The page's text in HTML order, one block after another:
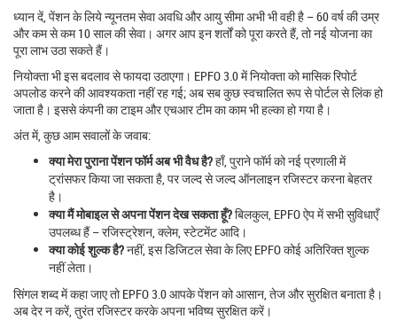
ध्यान दें, पेंशन के लिये न्यूनतम सेवा अवधि और आयु सीमा अभी भी वही है – 60 वर्ष की उम्र
और कम से कम 10 साल की सेवा। अगर आप इन शर्तों को पूरा करते हैं, तो नई योजना का
पूरा लाभ उठा सकते हैं।
नियोक्ता भी इस बदलाव से फायदा उठाएगा। EPFO 3.0 में नियोक्ता को मासिक रिपोर्ट
अपलोड करने की आवश्यकता नहीं रह गई; अब सब कुछ स्वचालित रूप से पोर्टल से लिंक हो
जाता है। इससे कंपनी का टाइम और एचआर टीम का काम भी हल्का हो गया है।
अंत में, कुछ आम सवालों के जवाब:
क्या मेरा पुराना पेंशन फॉर्म अब भी वैध है?हाँ, पुराने फॉर्म को नई प्रणाली में
ट्रांसफर किया जा सकता है, पर जल्द से जल्द ऑनलाइन रजिस्टर करना बेहतर
है।
क्या मैं मोबाइल से अपना पेंशन देख सकता हूँ?बिलकुल, EPFO ऐप में सभी सुविधाएँ
उपलब्ध हैं – रजिस्ट्रेशन, क्लेम, स्टेटमेंट आदि।
क्या कोई शुल्क है?नहीं, इस डिजिटल सेवा के लिए EPFO कोई अतिरिक्त शुल्क
नहीं लेता।
सिंगल शब्द में कहा जाए तो EPFO 3.0 आपके पेंशन को आसान, तेज और सुरक्षित बनाता है।
अब देर न करें, तुरंत रजिस्टर करके अपना भविष्य सुरक्षित करें।